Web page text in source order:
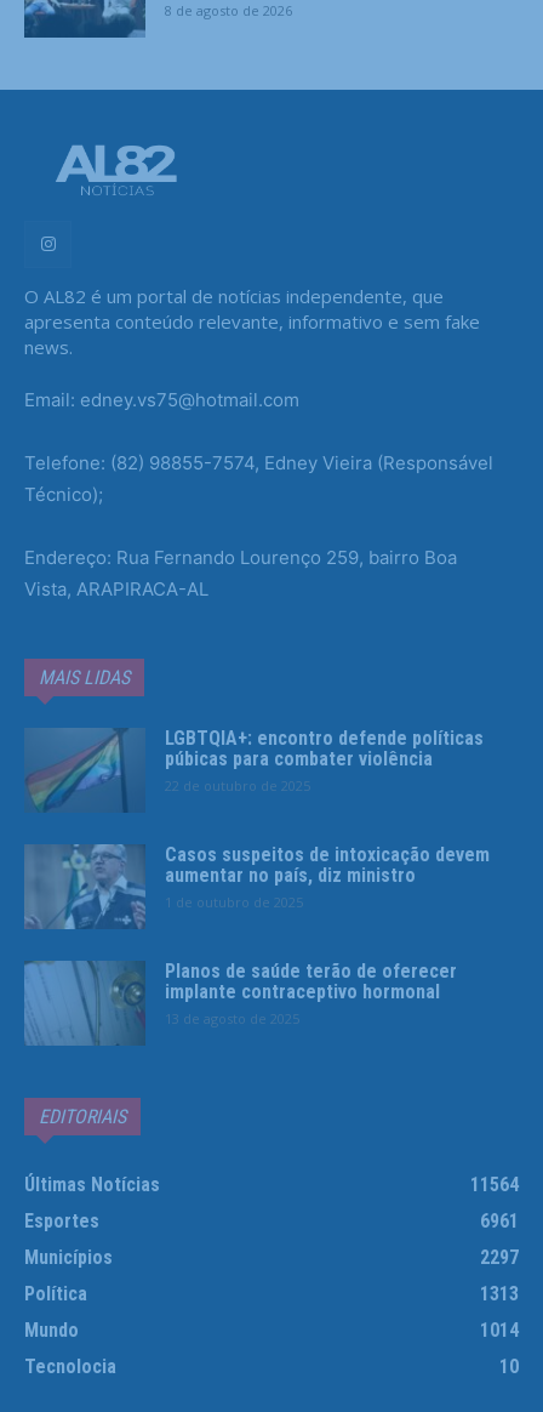
8 de agosto de 2026
O AL82 é um portal de notícias independente, que
apresenta conteúdo relevante, informativo e sem fake
news.
Email: edney.vs75@hotmail.com
Telefone: (82) 98855-7574, Edney Vieira (Responsável
Técnico);
Endereço: Rua Fernando Lourenço 259, bairro Boa
Vista, ARAPIRACA-AL
MAIS LIDAS
LGBTQIA+: encontro defende políticas
púbicas para combater violência
22 de outubro de 2025
Casos suspeitos de intoxicação devem
aumentar no país, diz ministro
1 de outubro de 2025
Planos de saúde terão de oferecer
implante contraceptivo hormonal
13 de agosto de 2025
EDITORIAIS
Últimas Notícias
11564
Esportes
6961
Municípios
2297
Política
1313
Mundo
1014
Tecnolocia
10